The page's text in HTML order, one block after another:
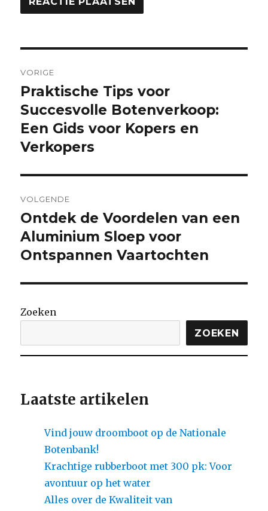
VORIGE
Vorige
bericht:
Praktische Tips voor
Succesvolle Botenverkoop:
Een Gids voor Kopers en
Verkopers
VOLGENDE
Volgende
bericht:
Ontdek de Voordelen van een
Aluminium Sloep voor
Ontspannen Vaartochten
Zoeken
ZOEKEN
Laatste artikelen
Vind jouw droomboot op de Nationale
Botenbank!
Krachtige rubberboot met 300 pk: Voor
avontuur op het water
Alles over de Kwaliteit van